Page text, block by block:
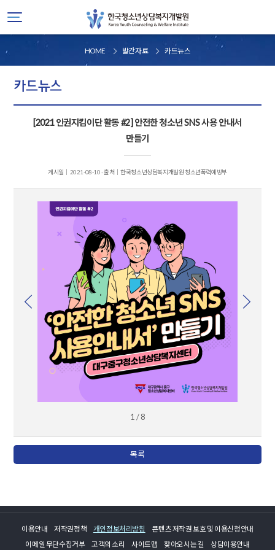
HOME 발간자료 카드뉴스
카드뉴스
[2021 인권지킴이단 활동 #2] 안전한 청소년 SNS 사용 안내서
만들기
게시일｜2021-08-10·출처｜한국청소년상담복지개발원 청소년폭력예방부
1 / 8
목록
이용안내 저작권정책 개인정보처리방침
콘텐츠 저작권 보호 및 이용신청안내
이메일 무단수집거부
고객의 소리 사이트맵 찾아오시는 길 상담이용안내